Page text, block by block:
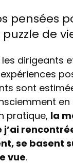
pensées
de
les dirigeants
sont
en
pratique, la
j’ai
se basent
vue.